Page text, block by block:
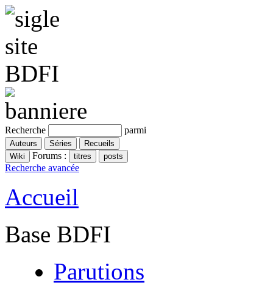
Recherche parmi
Forums :
Recherche avancée
Accueil
Base BDFI
Parutions